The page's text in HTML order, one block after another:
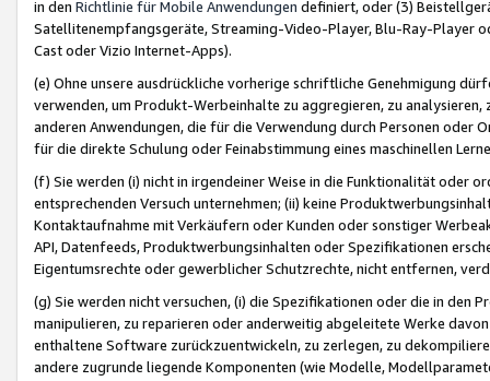
in den Richtlinie für Mobile Anwendungen definiert, oder (3)
Satellitenempfangsgeräte, Streaming-Video-Player, Blu-Ray-Player
Cast oder Vizio Internet-Apps).
(e) Ohne unsere ausdrückliche vorherige schriftliche Genehmigung
verwenden, um Produkt-Werbeinhalte zu aggregieren, zu
anderen Anwendungen, die für die Verwendung durch Personen
für die direkte Schulung oder Feinabstimmung eines maschinellen
(f) Sie werden (i) nicht in irgendeiner Weise in die Funktionalität oder
entsprechenden Versuch unternehmen; (ii) keine
Kontaktaufnahme mit Verkäufern oder Kunden oder sonstiger
API, Datenfeeds, Produktwerbungsinhalten oder Spezifikationen
Eigentumsrechte oder gewerblicher Schutzrechte, nicht entfernen,
(g) Sie werden nicht versuchen, (i) die Spezifikationen oder die in
manipulieren, zu reparieren oder anderweitig abgeleitete Werke
enthaltene Software zurückzuentwickeln, zu zerlegen, zu
andere zugrunde liegende Komponenten (wie Modelle,